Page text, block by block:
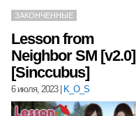
ЗАКОНЧЕННЫЕ
Lesson from
Neighbor SM [v2.0]
[Sinccubus]
6 июля, 2023| K_O_S